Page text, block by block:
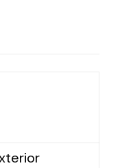
todo tipo